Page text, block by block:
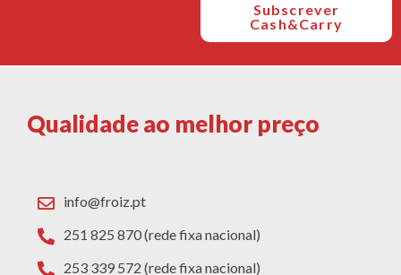
Subscrever
Cash&Carry
Qualidade ao melhor preço
info@froiz.pt
251 825 870 (rede fixa nacional)
253 339 572 (rede fixa nacional)